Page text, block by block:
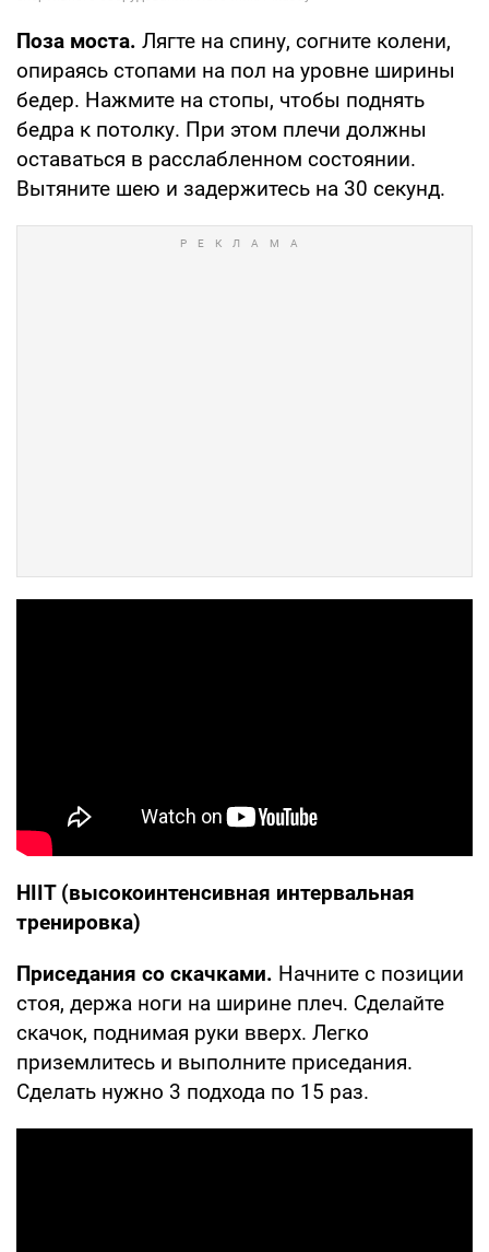
Поза моста. Лягте на спину, согните колени,
опираясь стопами на пол на уровне ширины
бедер. Нажмите на стопы, чтобы поднять
бедра к потолку. При этом плечи должны
оставаться в расслабленном состоянии.
Вытяните шею и задержитесь на 30 секунд.
HIIT (высокоинтенсивная интервальная
тренировка)
Приседания со скачками. Начните с позиции
стоя, держа ноги на ширине плеч. Сделайте
скачок, поднимая руки вверх. Легко
приземлитесь и выполните приседания.
Сделать нужно 3 подхода по 15 раз.